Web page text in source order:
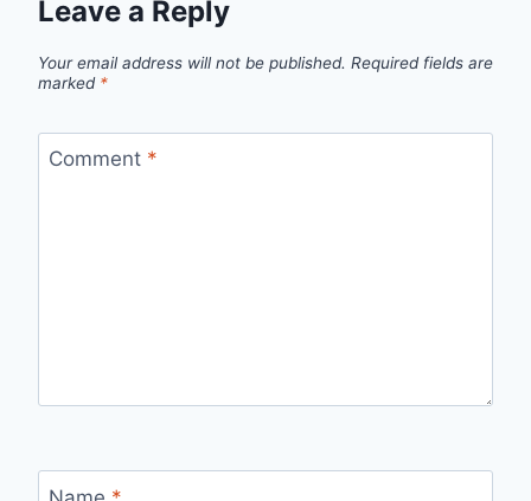
Leave a Reply
Your email address will not be published. Required fields are
marked *
Comment *